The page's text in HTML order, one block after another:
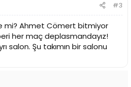
#3
mi? Ahmet Cömert bitmiyor
her maç deplasmandayız!
salon. Şu takımın bir salonu